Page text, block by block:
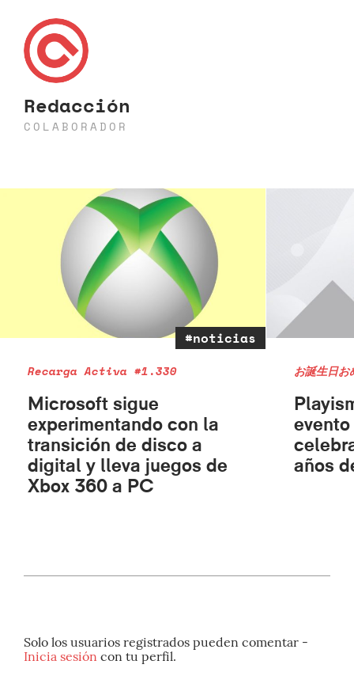
Redacción
COLABORADOR
#noticias
Recarga Activa #1.330
Microsoft sigue
experimentando con la
transición de disco a
digital y lleva juegos de
Xbox 360 a PC
お誕生日お
años
Solo los usuarios registrados pueden comentar -
Inicia sesión con tu perfil.